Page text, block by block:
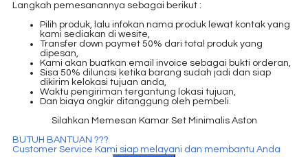
Langkah pemesanannya sebagai berikut :
Pilih produk, lalu infokan nama produk lewat kontak yang
kami sediakan di wesite,
Transfer down paymet 50% dari total produk yang
dipesan,
Kami akan buatkan email invoice sebagai bukti orderan,
Sisa 50% dilunasi ketika barang sudah jadi dan siap
dikirim kelokasi tujuan anda,
Waktu pengiriman tergantung lokasi tujuan,
Dan biaya ongkir ditanggung oleh pembeli.
Silahkan Memesan Kamar Set Minimalis Aston
BUTUH BANTUAN ???
Customer Service Kami siap melayani dan membantu Anda